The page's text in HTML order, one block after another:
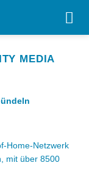
MEDIA
Home-Netzwerk
mit über 8500